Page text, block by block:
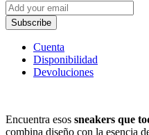
Subscribe
Cuenta
Disponibilidad
Devoluciones
Encuentra esos sneakers que
combina diseño con la esencia